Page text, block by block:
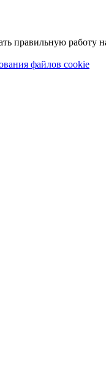
правильную работу
файлов cookie